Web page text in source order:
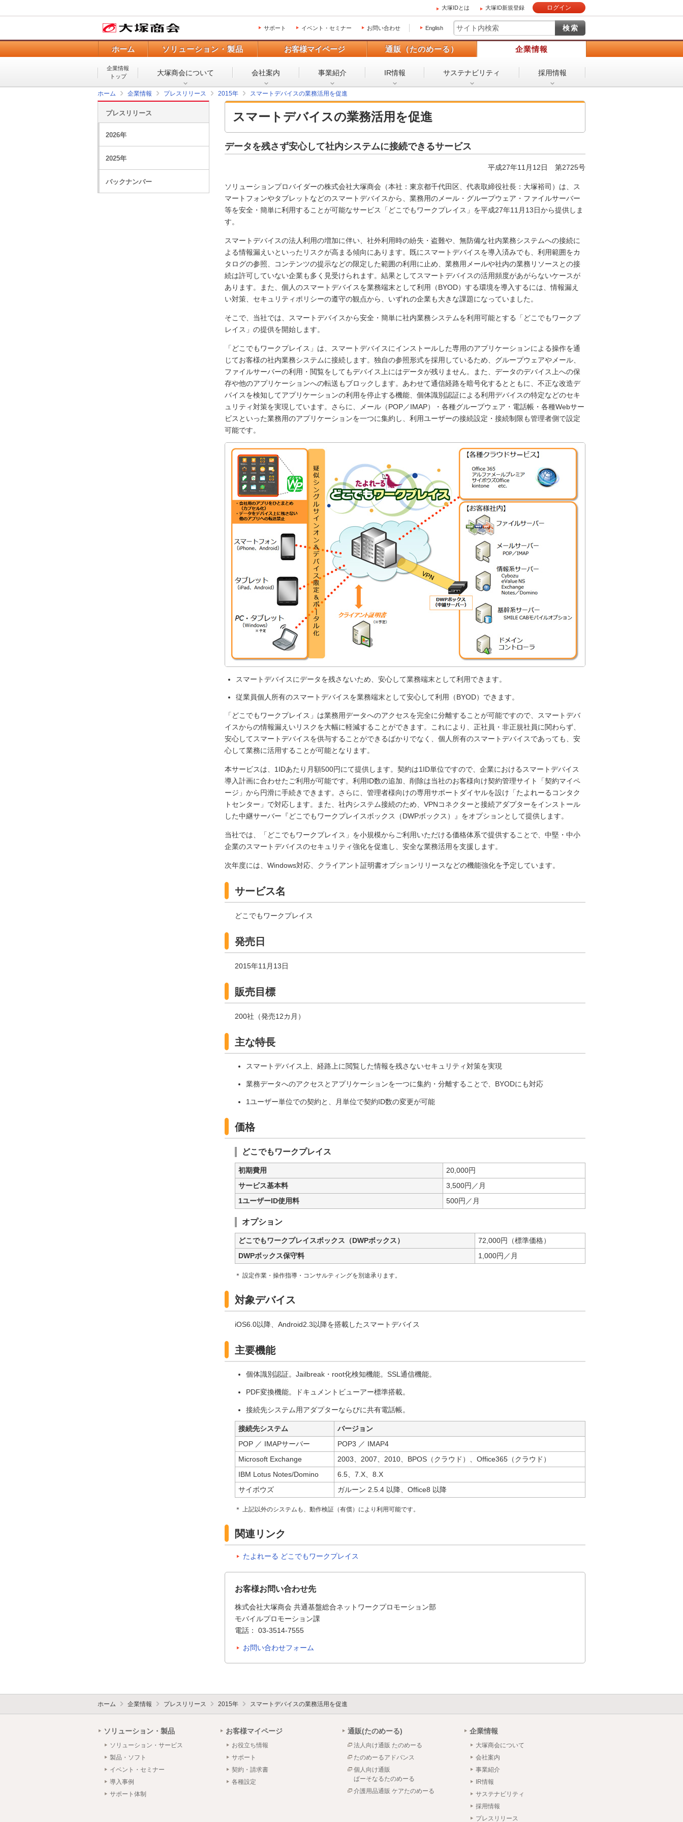
大塚IDとは 大塚ID新規登録 ログイン
サポート イベント・セミナー お問い合わせ English
ホーム ソリューション・製品 お客様マイページ 通販（たのめーる） 企業情報
企業情報
トップ
大塚商会について 会社案内 事業紹介 IR情報 サステナビリティ 採用情報
ホーム 企業情報 プレスリリース 2015年 スマートデバイスの業務活用を促進
スマートデバイスの業務活用を促進
データを残さず安心して社内システムに接続できるサービス
平成27年11月12日 第2725号
ソリューションプロバイダーの株式会社大塚商会（本社：東京都千代田区、代表取締役社長：大塚裕司）は、ス
マートフォンやタブレットなどのスマートデバイスから、業務用のメール・グループウェア・ファイルサーバー
等を安全・簡単に利用することが可能なサービス「どこでもワークプレイス」を平成27年11月13日から提供しま
す。
スマートデバイスの法人利用の増加に伴い、社外利用時の紛失・盗難や、無防備な社内業務システムへの接続に
よる情報漏えいといったリスクが高まる傾向にあります。既にスマートデバイスを導入済みでも、利用範囲をカ
タログの参照、コンテンツの提示などの限定した範囲の利用に止め、業務用メールや社内の業務リソースとの接
続は許可していない企業も多く見受けられます。結果としてスマートデバイスの活用頻度があがらないケースが
あります。また、個人のスマートデバイスを業務端末として利用（BYOD）する環境を導入するには、情報漏え
い対策、セキュリティポリシーの遵守の観点から、いずれの企業も大きな課題になっていました。
そこで、当社では、スマートデバイスから安全・簡単に社内業務システムを利用可能とする「どこでもワークプ
レイス」の提供を開始します。
「どこでもワークプレイス」は、スマートデバイスにインストールした専用のアプリケーションによる操作を通
じてお客様の社内業務システムに接続します。独自の参照形式を採用しているため、グループウェアやメール、
ファイルサーバーの利用・閲覧をしてもデバイス上にはデータが残りません。また、データのデバイス上への保
存や他のアプリケーションへの転送もブロックします。あわせて通信経路を暗号化するとともに、不正な改造デ
バイスを検知してアプリケーションの利用を停止する機能、個体識別認証による利用デバイスの特定などのセキ
ュリティ対策を実現しています。さらに、メール（POP／IMAP）・各種グループウェア・電話帳・各種Webサー
ビスといった業務用のアプリケーションを一つに集約し、利用ユーザーの接続設定・接続制限も管理者側で設定
可能です。
スマートデバイスにデータを残さないため、安心して業務端末として利用できます。
従業員個人所有のスマートデバイスを業務端末として安心して利用（BYOD）できます。
「どこでもワークプレイス」は業務用データへのアクセスを完全に分離することが可能ですので、スマートデバ
イスからの情報漏えいリスクを大幅に軽減することができます。これにより、正社員・非正規社員に関わらず、
安心してスマートデバイスを供与することができるばかりでなく、個人所有のスマートデバイスであっても、安
心して業務に活用することが可能となります。
本サービスは、1IDあたり月額500円にて提供します。契約は1ID単位ですので、企業におけるスマートデバイス
導入計画に合わせたご利用が可能です。利用ID数の追加、削除は当社のお客様向け契約管理サイト「契約マイペ
ージ」から円滑に手続きできます。さらに、管理者様向けの専用サポートダイヤルを設け「たよれーるコンタク
トセンター」で対応します。また、社内システム接続のため、VPNコネクターと接続アダプターをインストール
した中継サーバー『どこでもワークプレイスボックス（DWPボックス）』をオプションとして提供します。
当社では、「どこでもワークプレイス」を小規模からご利用いただける価格体系で提供することで、中堅・中小
企業のスマートデバイスのセキュリティ強化を促進し、安全な業務活用を支援します。
次年度には、Windows対応、クライアント証明書オプションリリースなどの機能強化を予定しています。
サービス名
どこでもワークプレイス
発売日
2015年11月13日
販売目標
200社（発売12カ月）
主な特長
スマートデバイス上、経路上に閲覧した情報を残さないセキュリティ対策を実現
業務データへのアクセスとアプリケーションを一つに集約・分離することで、BYODにも対応
1ユーザー単位での契約と、月単位で契約ID数の変更が可能
価格
どこでもワークプレイス
初期費用
20,000円
サービス基本料
3,500円／月
1ユーザーID使用料
500円／月
オプション
どこでもワークプレイスボックス（DWPボックス）
72,000円（標準価格）
DWPボックス保守料
1,000円／月
＊ 設定作業・操作指導・コンサルティングを別途承ります。
対象デバイス
iOS6.0以降、Android2.3以降を搭載したスマートデバイス
主要機能
個体識別認証。Jailbreak・root化検知機能。SSL通信機能。
PDF変換機能。ドキュメントビューアー標準搭載。
接続先システム用アダプターならびに共有電話帳。
接続先システム
バージョン
POP ／ IMAPサーバー
POP3 ／ IMAP4
Microsoft Exchange
2003、2007、2010、BPOS（クラウド）、Office365（クラウド）
IBM Lotus Notes/Domino
6.5、7.X、8.X
サイボウズ
ガルーン 2.5.4 以降、Office8 以降
＊ 上記以外のシステムも、動作検証（有償）により利用可能です。
関連リンク
たよれーる どこでもワークプレイス
お客様お問い合わせ先
株式会社大塚商会 共通基盤総合ネットワークプロモーション部
モバイルプロモーション課
電話： 03-3514-7555
お問い合わせフォーム
プレスリリース
2026年
2025年
バックナンバー
ホーム 企業情報 プレスリリース 2015年 スマートデバイスの業務活用を促進
ソリューション・製品
ソリューション・サービス
製品・ソフト
イベント・セミナー
導入事例
サポート体制
お客様マイページ
お役立ち情報
サポート
契約・請求書
各種設定
通販(たのめーる)
法人向け通販 たのめーる
たのめーるアドバンス
個人向け通販
ぱーそなるたのめーる
介護用品通販 ケアたのめーる
企業情報
大塚商会について
会社案内
事業紹介
IR情報
サステナビリティ
採用情報
プレスリリース